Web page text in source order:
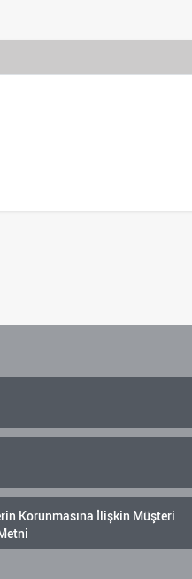
Korunmasına İlişkin Müşteri